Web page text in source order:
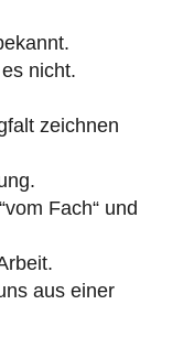
nicht.
zeichnen
Fach“ und
aus einer